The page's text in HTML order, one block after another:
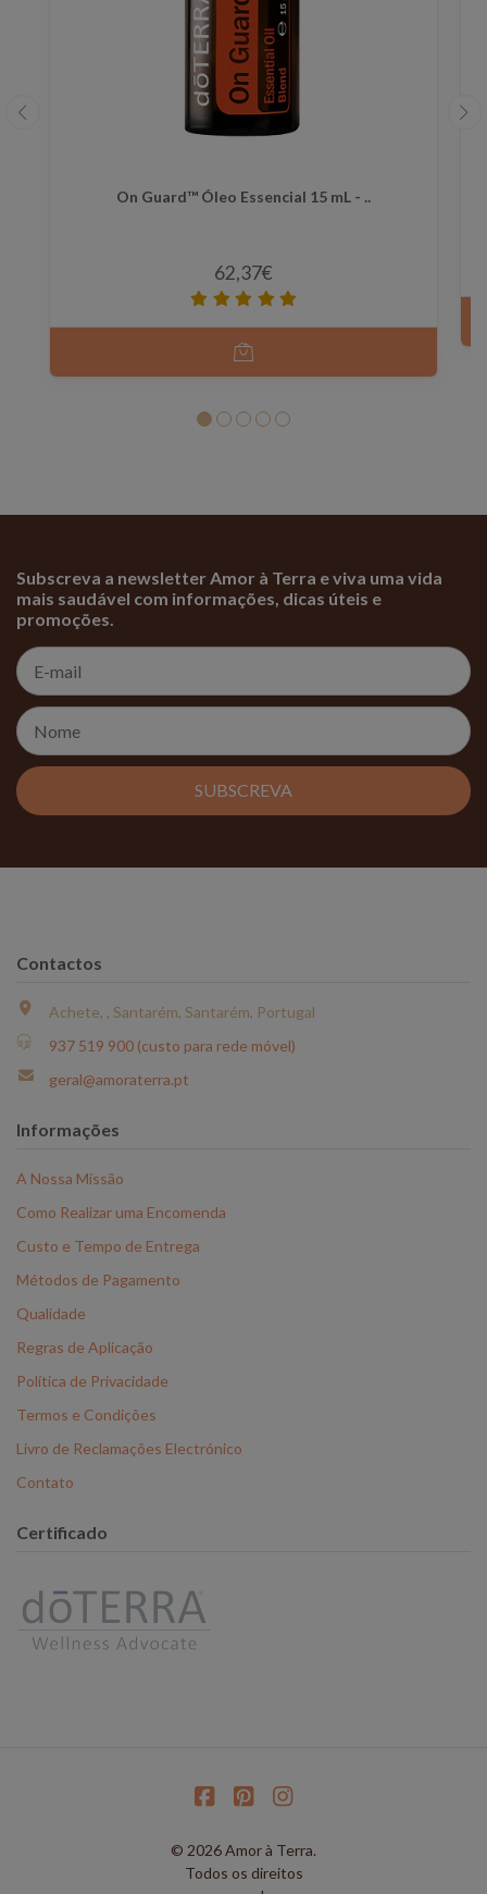
On Guard™ Óleo Essencial 15 mL - ..
62,37€
Subscreva a newsletter Amor à Terra e viva uma vida
mais saudável com informações, dicas úteis e
promoções.
SUBSCREVA
Contactos
Achete, , Santarém, Santarém, Portugal
937 519 900 (custo para rede móvel)
geral@amoraterra.pt
Informações
A Nossa Missão
Como Realizar uma Encomenda
Custo e Tempo de Entrega
Métodos de Pagamento
Qualidade
Regras de Aplicação
Política de Privacidade
Termos e Condições
Livro de Reclamações Electrónico
Contato
Certificado
© 2026 Amor à Terra.
Todos os direitos